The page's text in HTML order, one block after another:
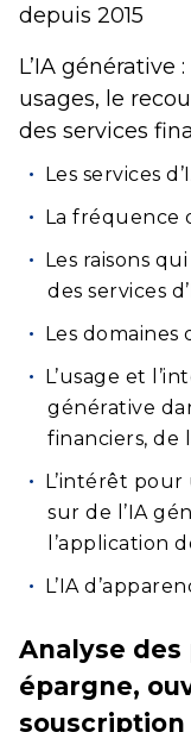
depuis 2015
L’IA générative
usages, le
des services
Les services
La fréquence
Les raisons
des services
Les domaines
L’usage et
générative
financiers, de
L’intérêt pour
sur de l’IA
l’application
L’IA
Analyse
épargne,